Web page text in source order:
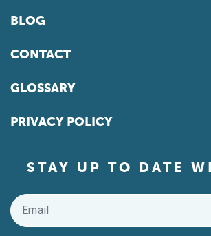
BLOG
CONTACT
GLOSSARY
PRIVACY POLICY
STAY UP TO DATE
Email